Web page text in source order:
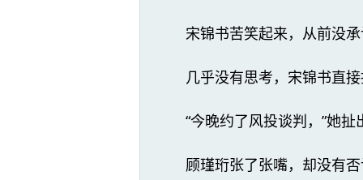
宋锦书苦笑起来，从前没
几乎没有思考，宋锦书直
“今晚约了风投谈判，”她
顾瑾珩张了张嘴，却没有